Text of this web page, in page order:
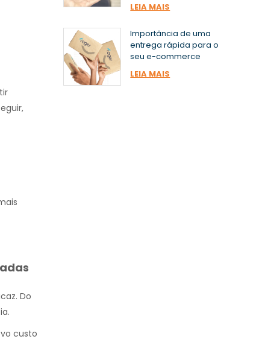
Do
custo
LEIA MAIS
Importância de uma
entrega rápida para o
seu e-commerce
LEIA MAIS